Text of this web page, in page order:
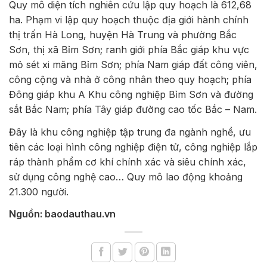
Quy mô diện tích nghiên cứu lập quy hoạch là 612,68
ha. Phạm vi lập quy hoạch thuộc địa giới hành chính
thị trấn Hà Long, huyện Hà Trung và phường Bắc
Sơn, thị xã Bỉm Sơn; ranh giới phía Bắc giáp khu vực
mỏ sét xi măng Bỉm Sơn; phía Nam giáp đất công viên,
công cộng và nhà ở công nhân theo quy hoạch; phía
Đông giáp khu A Khu công nghiệp Bỉm Sơn và đường
sắt Bắc Nam; phía Tây giáp đường cao tốc Bắc – Nam.
Đây là khu công nghiệp tập trung đa ngành nghề, ưu
tiên các loại hình công nghiệp điện tử, công nghiệp lắp
ráp thành phẩm cơ khí chính xác và siêu chính xác,
sử dụng công nghệ cao… Quy mô lao động khoảng
21.300 người.
Nguồn: baodauthau.vn